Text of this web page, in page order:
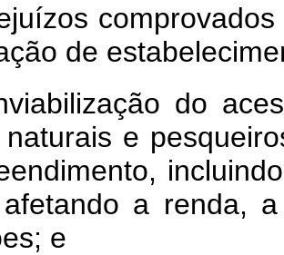
de
do
naturais e
afetando a renda,
e